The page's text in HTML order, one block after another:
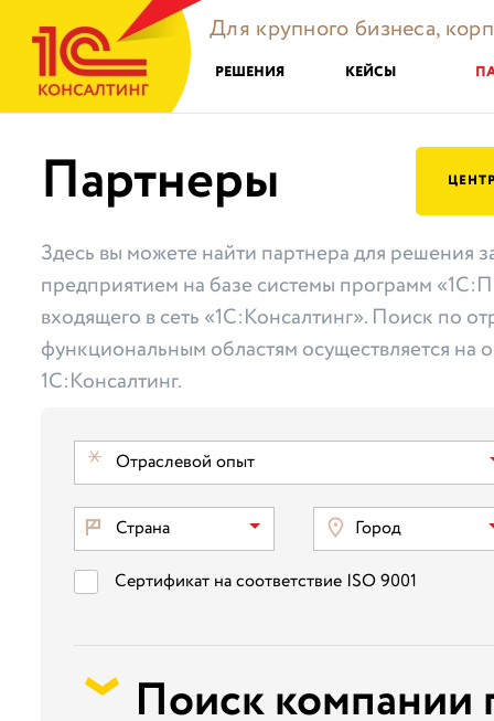
Для крупного бизнеса,
РЕШЕНИЯ КЕЙСЫ
Партнеры
Здесь вы можете найти партнера для решения
предприятием на базе системы программ
входящего в сеть «1С:Консалтинг». Поиск по
функциональным областям осуществляется на
1С:Консалтинг.
Отраслевой опыт
Страна Город
Сертификат на соответствие ISO 9001
Поиск компании